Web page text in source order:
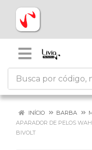
INÍCIO BARBA
APARADOR DE PELOS
BIVOLT